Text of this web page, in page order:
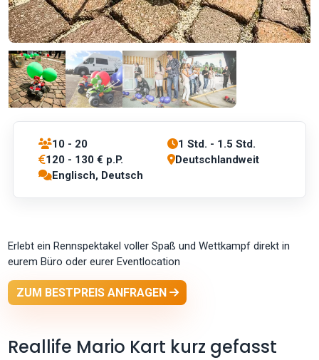
10 - 20
1 Std. - 1.5 Std.
120 - 130 € p.P.
Deutschlandweit
Englisch, Deutsch
Erlebt ein Rennspektakel voller Spaß und Wettkampf direkt in
eurem Büro oder eurer Eventlocation
ZUM BESTPREIS ANFRAGEN
Reallife Mario Kart kurz gefasst